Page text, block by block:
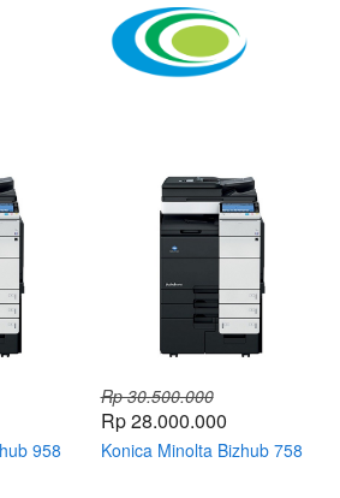
958
Rp 30.500.000
Rp 28.000.000
Konica Minolta Bizhub 758